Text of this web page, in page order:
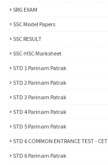
SRG EXAM
SSC Model Papers
SSC RESULT
SSC-HSC Marksheet
STD 1 Parinam Patrak
STD 2 Parinam Patrak
STD 3 Parinam Patrak
STD 4 Parinam Patrak
STD 5 Parinam Patrak
STD 6 COMMON ENTRANCE TEST - CET
STD 6 Parinam Patrak